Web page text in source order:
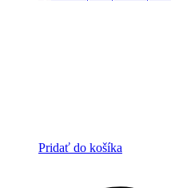
Pridať do košíka